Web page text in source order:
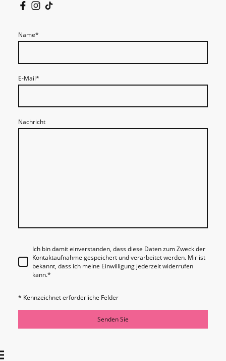
Name*
E-Mail*
Nachricht
Ich bin damit einverstanden, dass diese Daten zum Zweck der
Kontaktaufnahme gespeichert und verarbeitet werden. Mir ist
bekannt, dass ich meine Einwilligung jederzeit widerrufen
kann.*
* Kennzeichnet erforderliche Felder
Senden Sie